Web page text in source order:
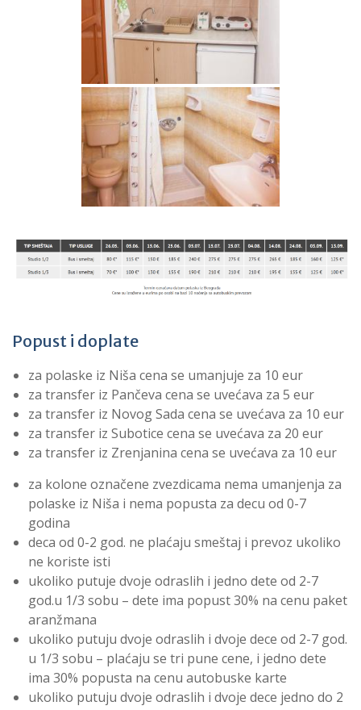
Popust i doplate
za polaske iz Niša cena se umanjuje za 10 eur
za transfer iz Pančeva cena se uvećava za 5 eur
za transfer iz Novog Sada cena se uvećava za 10 eur
za transfer iz Subotice cena se uvećava za 20 eur
za transfer iz Zrenjanina cena se uvećava za 10 eur
za kolone označene zvezdicama nema umanjenja za
polaske iz Niša i nema popusta za decu od 0-7
godina
deca od 0-2 god. ne plaćaju smeštaj i prevoz ukoliko
ne koriste isti
ukoliko putuje dvoje odraslih i jedno dete od 2-7
god.u 1/3 sobu – dete ima popust 30% na cenu paket
aranžmana
ukoliko putuju dvoje odraslih i dvoje dece od 2-7 god.
u 1/3 sobu – plaćaju se tri pune cene, i jedno dete
ima 30% popusta na cenu autobuske karte
ukoliko putuju dvoje odraslih i dvoje dece jedno do 2